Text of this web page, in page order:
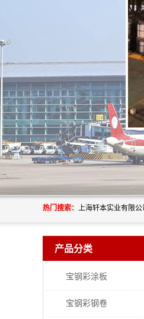
热门搜索：
产品分类
宝钢彩涂板
宝钢彩钢卷